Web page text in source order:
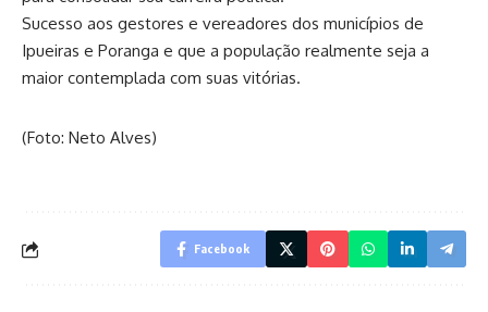
Sucesso aos gestores e vereadores dos municípios de
Ipueiras e Poranga e que a população realmente seja a
maior contemplada com suas vitórias.
(Foto: Neto Alves)
Facebook